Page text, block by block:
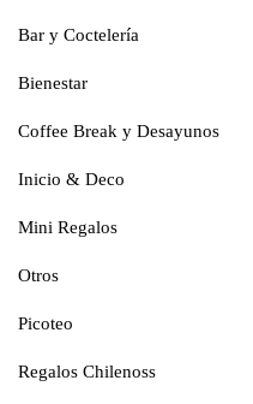
Bar y Coctelería
Bienestar
Coffee Break y Desayunos
Inicio & Deco
Mini Regalos
Otros
Picoteo
Regalos Chilenoss